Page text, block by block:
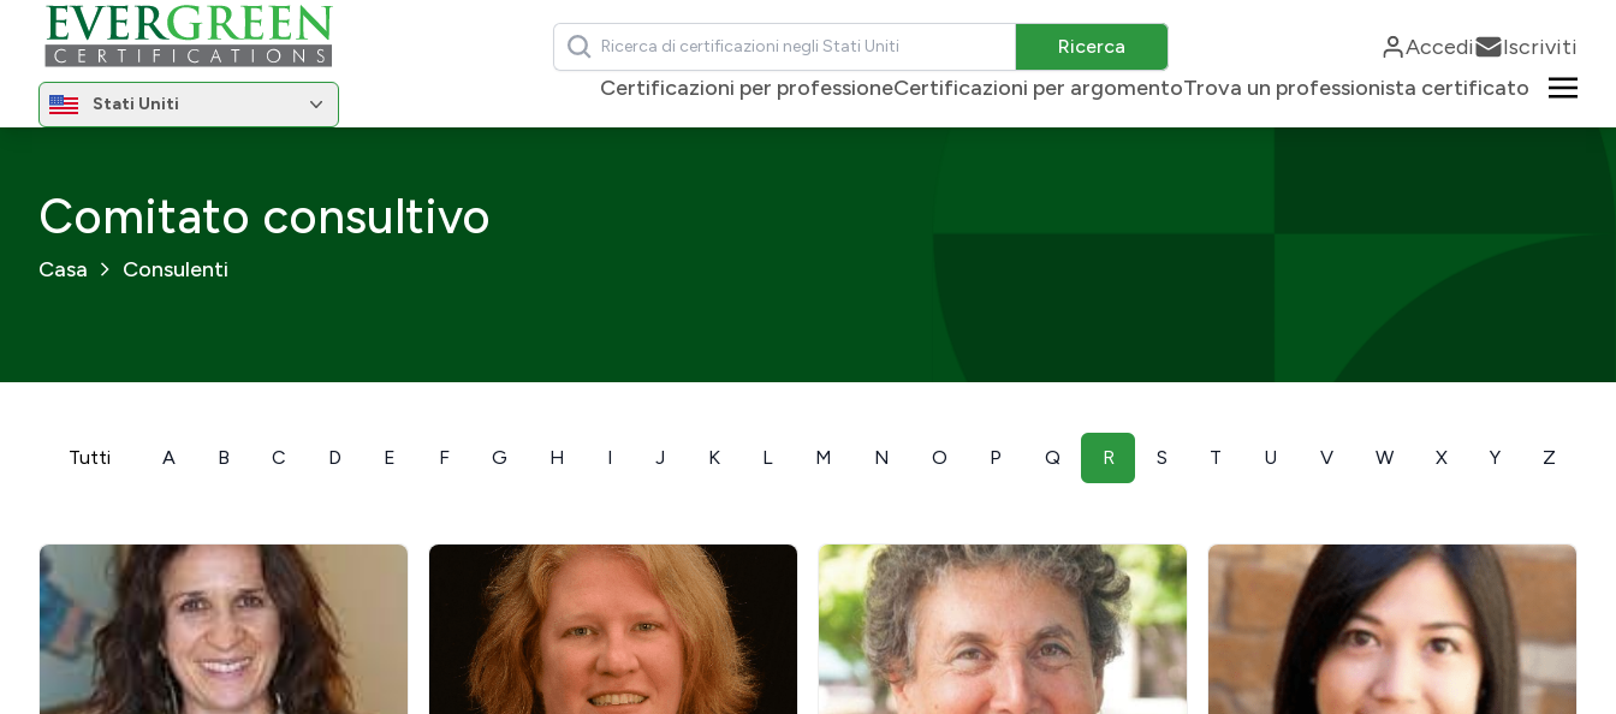
Cambia regione
Stati Uniti
Cambia regione
Ricerca Ricerca Accedi
Iscriviti
Certificazioni per professioneCertificazioni per argomentoTrova un professionista certificato
Comitato consultivo
Casa Consulenti
Tutti A B C D E F G H I J K L M N O P Q R S T U V W X Y Z